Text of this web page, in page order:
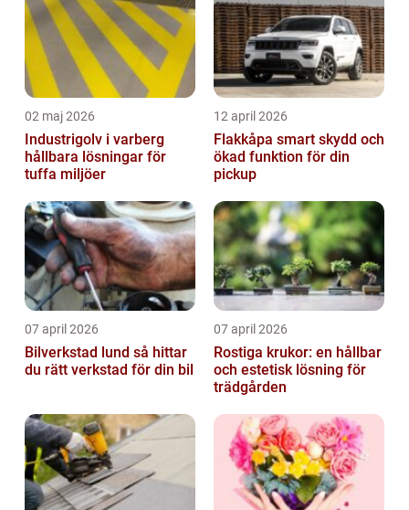
02 maj 2026
Industrigolv i varberg
hållbara lösningar för
tuffa miljöer
12 april 2026
Flakkåpa smart skydd och
ökad funktion för din
pickup
07 april 2026
Bilverkstad lund så hittar
du rätt verkstad för din bil
07 april 2026
Rostiga krukor: en hållbar
och estetisk lösning för
trädgården